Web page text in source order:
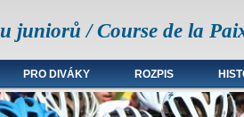
juniorů / Course de la
PRO DIVÁKY ROZPIS